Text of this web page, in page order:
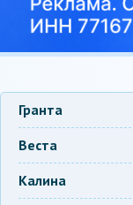
Гранта
Веста
Калина